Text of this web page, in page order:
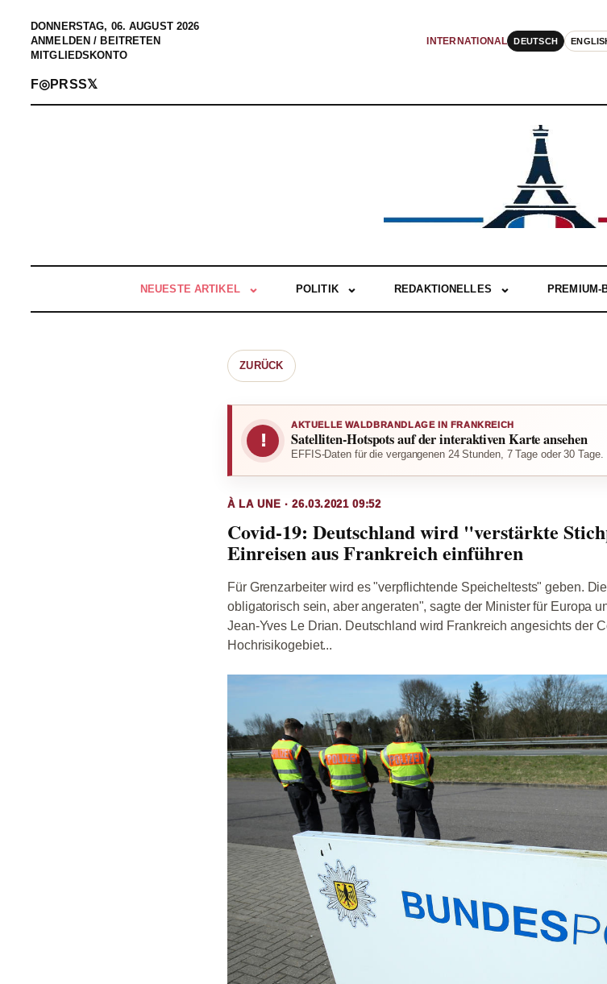
DONNERSTAG, 06. AUGUST 2026
ANMELDEN / BEITRETEN
MITGLIEDSKONTO
INTERNATIONAL DEUTSCH
F◎PRSS𝕏
NEUESTE ARTIKEL POLITIK REDAKTIONELLES PREMIUM-
ZURÜCK
!
AKTUELLE WALDBRANDLAGE IN FRANKREICH
Satelliten-Hotspots auf der interaktiven Karte ansehen
EFFIS-Daten für die vergangenen 24 Stunden, 7 Tage oder 30 Tage.
À LA UNE · 26.03.2021 09:52
Covid-19: Deutschland wird "verstärkte
Einreisen aus Frankreich einführen
Für Grenzarbeiter wird es "verpflichtende Speicheltests" geben.
obligatorisch sein, aber angeraten", sagte der Minister für Europa
Jean-Yves Le Drian. Deutschland wird Frankreich angesichts der
Hochrisikogebiet...